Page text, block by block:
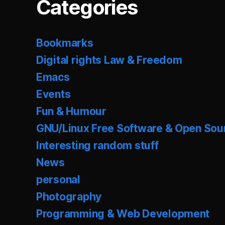
Categories
Bookmarks
Digital rights Law & Freedom
Emacs
Events
Fun & Humour
GNU/Linux Free Software & Open
Interesting random stuff
News
personal
Photography
Programming & Web Development